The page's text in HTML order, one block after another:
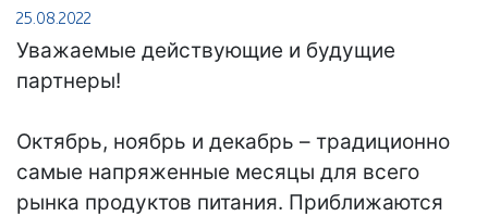
25.08.2022
Уважаемые действующие и будущие
партнеры!
Октябрь, ноябрь и декабрь – традиционно
самые напряженные месяцы для всего
рынка продуктов питания. Приближаются